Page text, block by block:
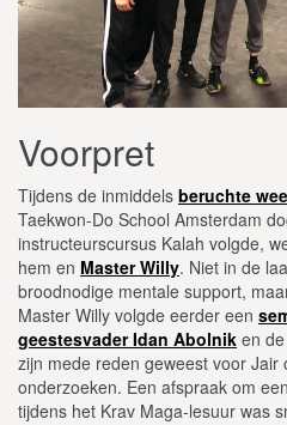
Voorpret
Tijdens de inmiddels beruchte
Taekwon-Do School Amsterdam
instructeurscursus Kalah volgde,
hem en Master Willy. Niet in de
broodnodige mentale support,
Master Willy volgde eerder een
geestesvader Idan Abolnik en
zijn mede reden geweest voor Jair
onderzoeken. Een afspraak om
tijdens het Krav Maga-lesuur was